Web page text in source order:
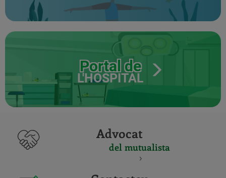
Portal de
L'HOSPITAL
Advocat
del mutualista